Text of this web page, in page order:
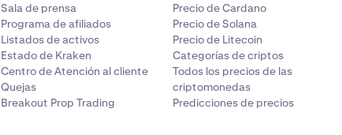
Sala de prensa
Programa de afiliados
Listados de activos
Estado de Kraken
Centro de Atención al cliente
Quejas
Breakout Prop Trading
Precio de Cardano
Precio de Solana
Precio de Litecoin
Categorías de criptos
Todos los precios de las
criptomonedas
Predicciones de precios